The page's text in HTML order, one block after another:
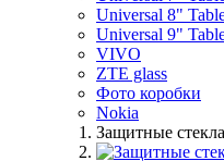
Universal 8"
Universal 9"
VIVO
ZTE glass
Фото коробки
Nokia
Защитные стекла